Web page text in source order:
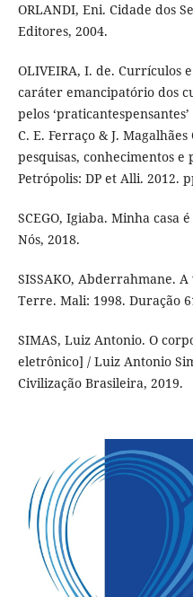
ORLANDI, Eni. Cidade dos
Editores, 2004.
OLIVEIRA, I. de. Currículos
caráter emancipatório dos
pelos
C. E. Ferraço & J.
pesquisas, conhecimentos
Petrópolis: DP et Alli. 2012.
SCEGO, Igiaba. Minha casa
Nós, 2018.
SISSAKO, Abderrahmane.
Terre. Mali: 1998. Duração
SIMAS, Luiz Antonio. O
eletrônico] / Luiz Antonio
Civilização Brasileira, 2019.